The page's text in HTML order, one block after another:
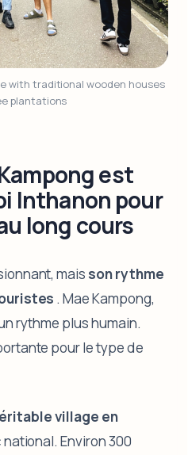
with traditional wooden houses
plantations
est
Inthanon pour
long cours
mais son rythme
. Mae Kampong,
rythme plus humain.
pour le type de
village en
Environ 300